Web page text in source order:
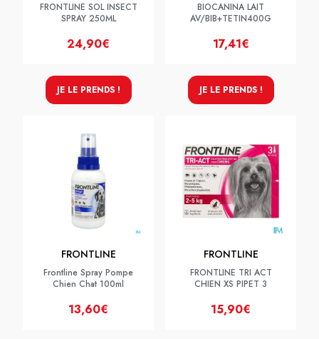
FRONTLINE SOL INSECT
SPRAY 250ML
24,90€
JE LE PRENDS !
BIOCANINA LAIT
AV/BIB+TETIN400G
17,41€
JE LE PRENDS !
FRONTLINE
Frontline Spray Pompe
Chien Chat 100ml
13,60€
FRONTLINE
FRONTLINE TRI ACT
CHIEN XS PIPET 3
15,90€